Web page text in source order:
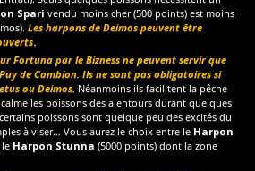
Sparivendu moins cher (500 points) est moins
Les harpons de Deimos peuvent être
.
Fortuna par le Bizness ne peuvent servir que
de Cambion. Ils ne sont pas obligatoires si
ou Deimos. Néanmoins ils facilitent la pêche
les poissons des alentours durant quelques
poissons sont quelque peu des excités du
à viser… Vous aurez le choix entre le Harpon
Harpon Stunna (5000 points) dont la zone